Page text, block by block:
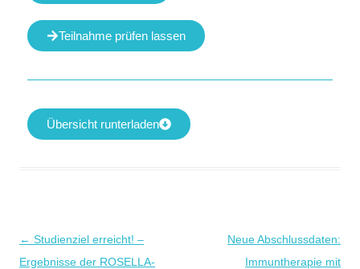
Teilnahme prüfen lassen
Übersicht runterladen
Beitragsnavigation
← Studienziel erreicht! –
Ergebnisse der ROSELLA-
Neue Abschlussdaten:
Immuntherapie mit